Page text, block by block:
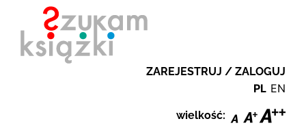
ZAREJESTRUJ / ZALOGUJ
PL EN
wielkość: